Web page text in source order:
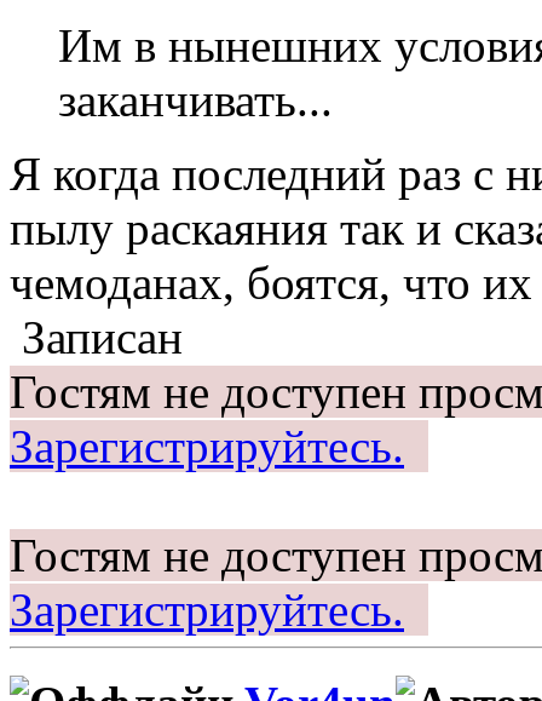
Им в нынешних
заканчивать...
Я когда последний раз с
пылу раскаяния так и
чемоданах, боятся, что
Записан
Гостям не доступен
Зарегистрируйтесь.
Гостям не доступен
Зарегистрируйтесь.